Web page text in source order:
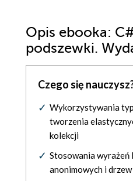
Opis ebooka:
podszewki.
Czego się
Wykorzystywania
tworzenia
kolekcji
Stosowania wyrażeń
anonimowych i